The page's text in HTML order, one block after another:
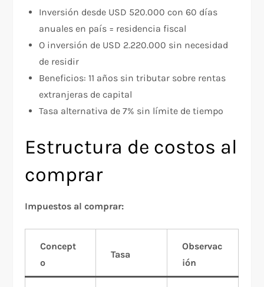
Inversión desde USD 520.000 con 60 días
anuales en país = residencia fiscal
O inversión de USD 2.220.000 sin necesidad
de residir
Beneficios: 11 años sin tributar sobre rentas
extranjeras de capital
Tasa alternativa de 7% sin límite de tiempo
Estructura de costos al
comprar
Impuestos al comprar:
Concept
o
Tasa
Observac
ión